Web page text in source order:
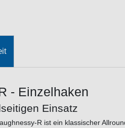
- Einzelhaken
Einsatz
R ist ein klassischer